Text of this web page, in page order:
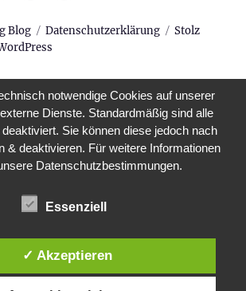
Blog Datenschutzerklärung
Stolz
notwendige Cookies auf unserer
Dienste. Standardmäßig sind alle
Sie können diese jedoch nach
& deaktivieren. Für weitere Informationen
Datenschutzbestimmungen.
Essenziell
✓ Akzeptieren